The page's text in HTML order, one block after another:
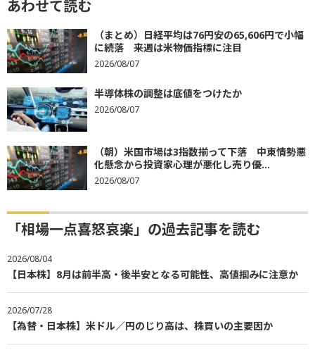
あわせて読む
（まとめ）日経平均は76円安の65,606円で小幅
に続落 来週は米物価指標に注目
2026/08/07
半導体株の調整は底値をつけたか
2026/08/07
（朝）米国市場は3指数揃って下落 中東情勢悪
化懸念から投資家心理が悪化し売り優...
2026/08/07
「相場一点喜怒哀楽」の過去記事を読む
2026/08/04
【日本株】8月は前半高・後半安となる可能性、高値掴みに注意か
2026/07/28
【為替・日本株】米ドル／円のじり高は、株買いの主要因か